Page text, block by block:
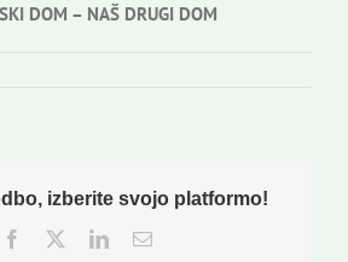
DOM – NAŠ DRUGI DOM
izberite svojo platformo!
Facebook
TwitterLinkedInEmail